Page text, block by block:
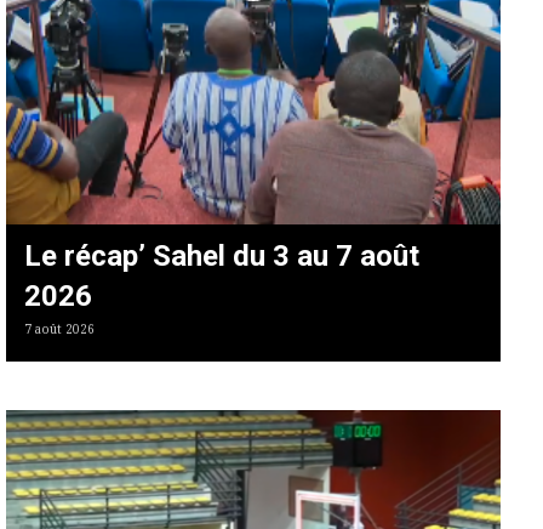
Le récap’ Sahel du 3 au 7 août
2026
7 août 2026